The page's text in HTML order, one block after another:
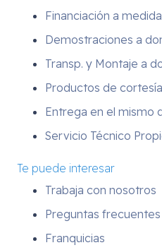
Financiación a medida
Demostraciones a
Transp. y Montaje a
Productos de cortesía
Entrega en el mismo
Servicio Técnico
Te puede interesar
Trabaja con nosotros
Preguntas frecuentes
Franquicias